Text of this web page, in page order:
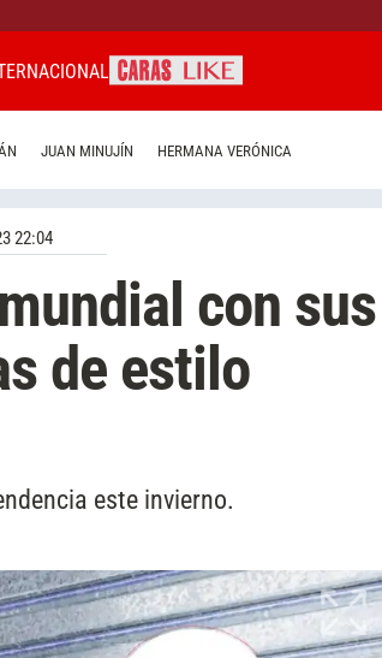
JUAN MINUJÍN HERMANA VERÓNICA
22:04
con sus
de estilo
este invierno.